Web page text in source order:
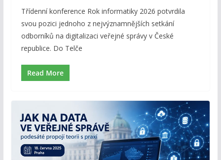
Třídenní konference Rok informatiky 2026 potvrdila
svou pozici jednoho z nejvýznamnějších setkání
odborníků na digitalizaci veřejné správy v České
republice. Do Telče
Read More